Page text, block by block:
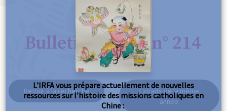
Bulletin série 1 n° 214
Retour à la recherche
Extraits de la même
année
L’IRFA vous prépare actuellement de nouvelles
ressources sur l’histoire des missions catholiques en
Chine :